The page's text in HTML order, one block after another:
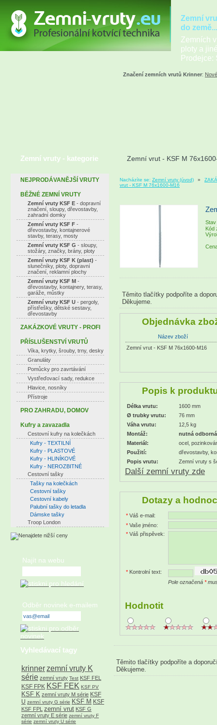
Zemní
do země...
Zemních
ploty a
Prodejce:
Značení zemních vrutů Krinner:
Zemní vrut - KSF M
Nacházíte se: Zemní vruty (úvod) »
vrut - KSF M 76x1600-M16
Stav
Kód
Těmito tlačítky podpoříte a
Děkujeme.
Objednávka
Název zboží
Zemní vrut - KSF M 76x1600-M16
Popis k
Délka vrutu:
1600 mm
Ø trubky vrutu:
76 mm
Váha vrutu:
12,5 kg
Montáž:
nutná
Materiál:
ocel,
Použití:
dřevostavby,
Popis vrutu:
Zemní vruty s
Další zemní vruty zde
Dotazy a
* Váš e-mail:
* Vaše jméno:
* Váš přispěvek:
* Kontrolní text:
Pole označená *
Hodnotit
Těmito tlačítky podpoříte a
Děkujeme.
Zemní vruty - kategorie
NEJPRODÁVANĚJŠÍ VRUTY
BĚŽNÉ ZEMNÍ VRUTY
Zemní vruty KSF E - dopravní
značení, sloupy, dřevostavby,
zahradní domky
Zemní vruty KSF F -
dřevostavby, kontajnerové
stavby, terasy, mosty
Zemní vruty KSF G - sloupy,
stožáry, značky, brány, ploty
Zemní vruty KSF K (plast) -
slunečníky, ploty, dopravní
značení, reklamní plochy
Zemní vruty KSF M -
dřevostavby, kontajnery, terasy,
garáže, můstky
Zemní vruty KSF U - pergoly,
přístřešky, dětské sestavy,
dřevostavby
ZAKÁZKOVÉ VRUTY - PROFI
PŘÍSLUŠENSTVÍ VRUTŮ
Víka, krytky, šrouby, trny, desky
Granuláty
Pomůcky pro zavrtávání
Vystřeďovací sady, redukce
Hlavice, nosníky
Přístroje
PRO ZAHRADU, DOMOV
Kufry a zavazadla
Cestovní kufry na kolečkách
Kufry - TEXTILNÍ
Kufry - PLASTOVÉ
Kufry - HLINÍKOVÉ
Kufry - NEROZBITNÉ
Cestovní tašky
Tašky na kolečkách
Cestovní tašky
Cestovní kabely
Palubní tašky do letadla
Dámske tašky
Troop London
Najít na webu
Odběr novinek e-mailem
Vyhledávací tagy
krinner zemní vruty K
série zemní vruty Test KSF FEL
KSF FPK KSF FEK KSF PV
KSF K zemní vruty M série KSF
U zemní vruty G série KSF M KSF
KSF FPL zemní vrut KSF G
zemní vruty E série zemní vruty F
série zemní vruty U série